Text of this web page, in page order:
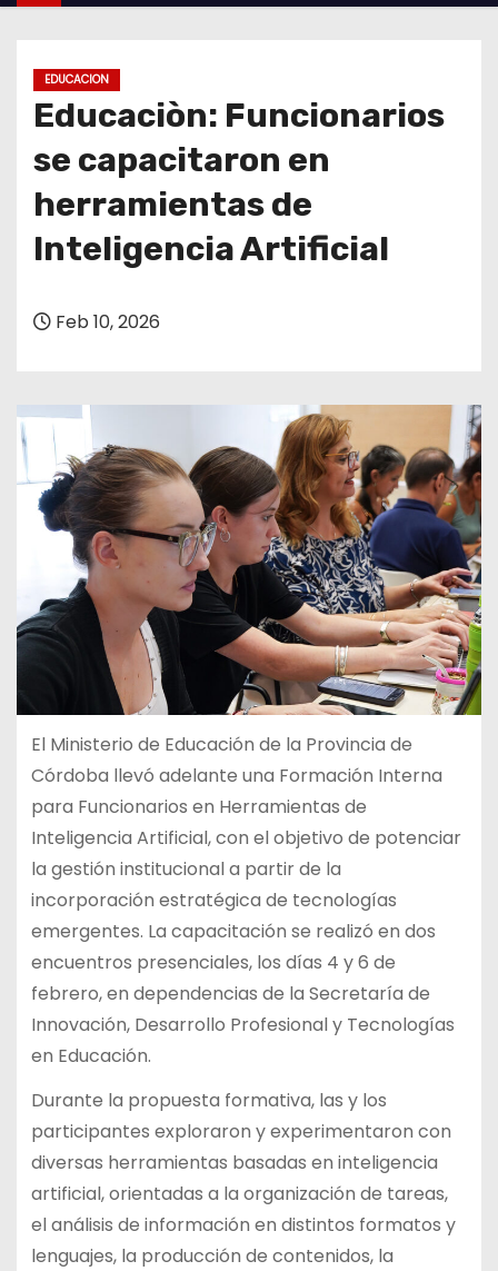
o
EDUCACION
Educaciòn: Funcionarios
se capacitaron en
herramientas de
Inteligencia Artificial
Feb 10, 2026
El Ministerio de Educación de la Provincia de
Córdoba llevó adelante una Formación Interna
para Funcionarios en Herramientas de
Inteligencia Artificial, con el objetivo de potenciar
la gestión institucional a partir de la
incorporación estratégica de tecnologías
emergentes. La capacitación se realizó en dos
encuentros presenciales, los días 4 y 6 de
febrero, en dependencias de la Secretaría de
Innovación, Desarrollo Profesional y Tecnologías
en Educación.
Durante la propuesta formativa, las y los
participantes exploraron y experimentaron con
diversas herramientas basadas en inteligencia
artificial, orientadas a la organización de tareas,
el análisis de información en distintos formatos y
lenguajes, la producción de contenidos, la